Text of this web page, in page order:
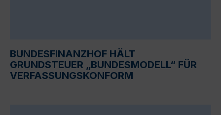
BUNDESFINANZHOF HÄLT
GRUNDSTEUER „BUNDESMODELL“ FÜR
VERFASSUNGSKONFORM